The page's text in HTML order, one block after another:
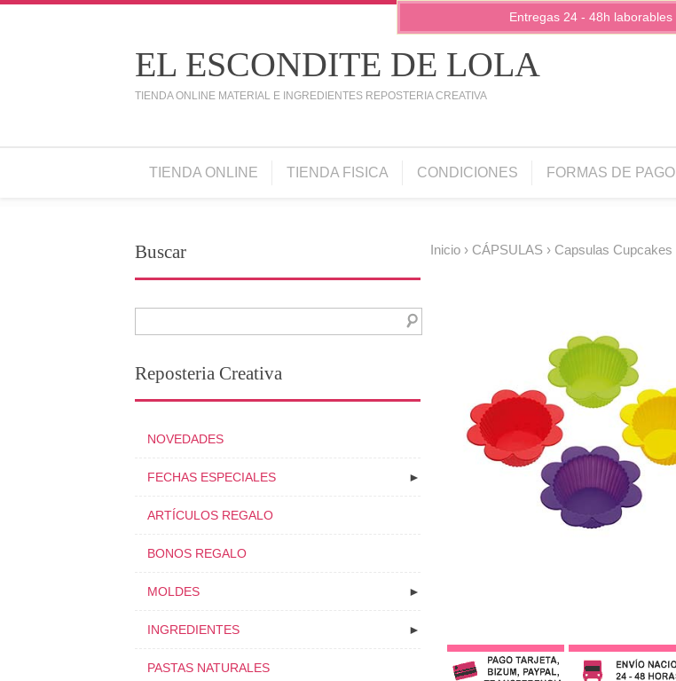
EL ESCONDITE DE LOLA
TIENDA ONLINE MATERIAL E INGREDIENTES REPOSTERIA CREATIVA
TIENDA ONLINE TIENDA FISICA CONDICIONES FORMAS DE PAGO
Inicio› CÁPSULAS› Capsulas Cupcakes
Buscar
Reposteria Creativa
NOVEDADES
►
FECHAS ESPECIALES
ARTÍCULOS REGALO
BONOS REGALO
►
MOLDES
►
INGREDIENTES
PASTAS NATURALES
Entregas 24 - 48h laborables